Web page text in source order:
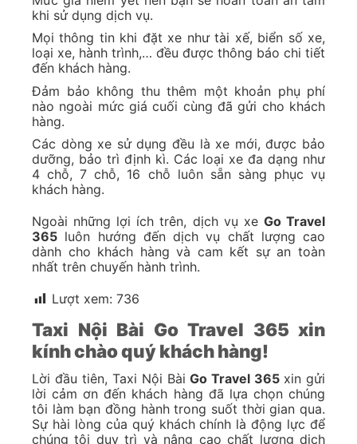
khi sử dụng dịch vụ.
Mọi thông tin khi đặt xe như tài xế, biển số xe,
loại xe, hành trình,… đều được thông báo chi tiết
đến khách hàng.
Đảm bảo không thu thêm một khoản phụ phí
nào ngoài mức giá cuối cùng đã gửi cho khách
hàng.
Các dòng xe sử dụng đều là xe mới, được bảo
dưỡng, bảo trì định kì. Các loại xe đa dạng như
4 chỗ, 7 chỗ, 16 chỗ luôn sẵn sàng phục vụ
khách hàng.
Ngoài những lợi ích trên, dịch vụ xe Go Travel
365 luôn hướng đến dịch vụ chất lượng cao
dành cho khách hàng và cam kết sự an toàn
nhất trên chuyến hành trình.
Lượt xem: 736
Taxi Nội Bài Go Travel 365 xin
kính chào quý khách hàng!
Lời đầu tiên, Taxi Nội BàiGo Travel 365 xin gửi
lời cảm ơn đến khách hàng đã lựa chọn chúng
tôi làm bạn đồng hành trong suốt thời gian qua.
Sự hài lòng của quý khách chính là động lực để
chúng tôi duy trì và nâng cao chất lượng dịch